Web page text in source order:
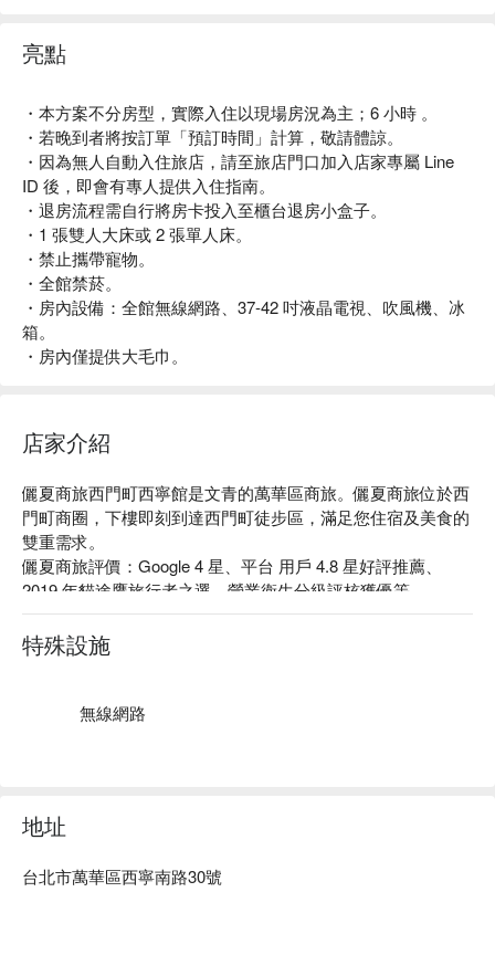
亮點
・本方案不分房型，實際入住以現場房況為主；6 小時 。
・若晚到者將按訂單「預訂時間」計算，敬請體諒。
・因為無人自動入住旅店，請至旅店門口加入店家專屬 Line
ID 後，即會有專人提供入住指南。
・退房流程需自行將房卡投入至櫃台退房小盒子。
・1 張雙人大床或 2 張單人床。
・禁止攜帶寵物。
・全館禁菸。
・房內設備：全館無線網路、37-42 吋液晶電視、吹風機、冰
箱。
・房內僅提供大毛巾。
店家介紹
儷夏商旅西門町西寧館是文青的萬華區商旅。儷夏商旅位於西
門町商圈，下樓即刻到達西門町徒步區，滿足您住宿及美食的
雙重需求。
儷夏商旅評價：Google 4 星、平台 用戶 4.8 星好評推薦、
2019 年貓途鷹旅行者之選、營業衛生分級評核獲優等
儷夏商旅推薦：距捷運西門站步行 6 分鐘。館內以大地色系作
為主軸，從大廳一路延伸至客房內，給人一種寧靜舒適感，且
為了滿足多樣需求的旅客，更貼心提供吧台休憩區、足浴水療
儷夏商旅西門町西寧館優惠、儷夏商旅西門町西寧館住宿方
特殊設施
無線網路
地址
台北市萬華區西寧南路30號